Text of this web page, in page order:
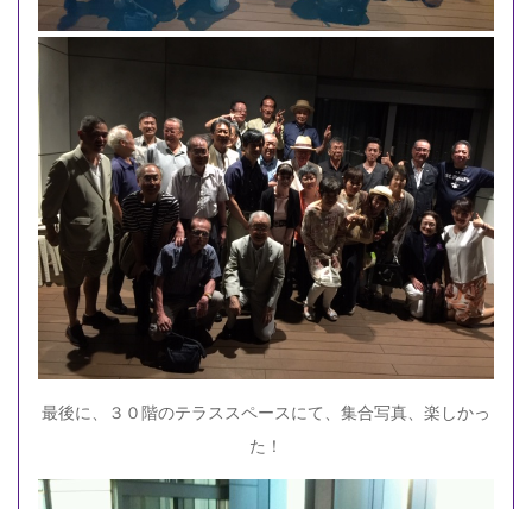
最後に、３０階のテラススペースにて、集合写真、楽しかっ
た！